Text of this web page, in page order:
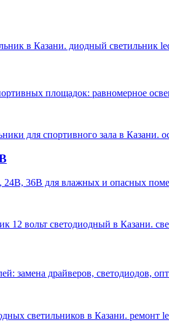
в Казани. диодный светильник
площадок: равномерное
для спортивного зала в
24В, 36В для влажных и опасных
12 вольт светодиодный в Казани.
замена драйверов, светодиодов,
светильников в Казани. ремонт